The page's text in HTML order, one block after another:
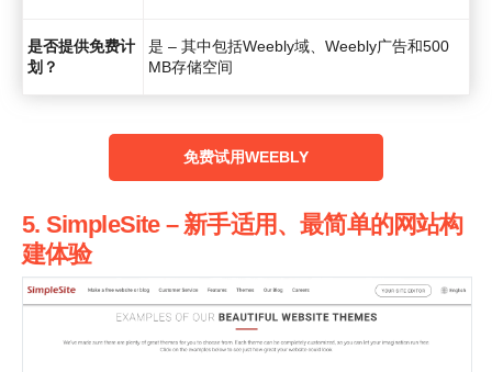
是否提供免费计
划？
是 – 其中包括Weebly域、Weebly广告和500
MB存储空间
‌免费试用WEEBLY
5. SimpleSite – 新手适用、最简单的网站构
建体验